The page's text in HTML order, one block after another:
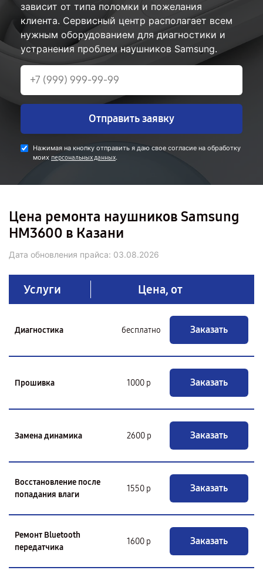
зависит от типа поломки и пожелания
клиента. Сервисный центр располагает всем
нужным оборудованием для диагностики и
устранения проблем наушников Samsung.
Отправить заявку
Нажимая на кнопку отправить я даю свое согласие на обработку
моих персональных данных.
Цена ремонта наушников Samsung
HM3600 в Казани
Дата обновления прайса: 03.08.2026
Услуги Цена, от
Диагностика бесплатно Заказать
Прошивка 1000 р Заказать
Замена динамика 2600 р Заказать
Восстановление после
попадания влаги
1550 р Заказать
Ремонт Bluetooth
передатчика
1600 р Заказать